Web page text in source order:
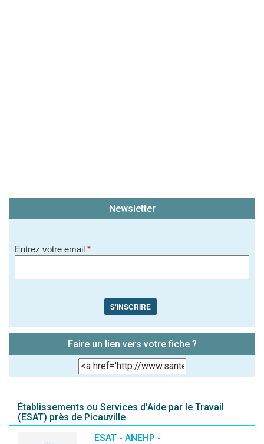
Newsletter
Entrez votre email *
S'INSCRIRE
Faire un lien vers votre fiche ?
Établissements ou Services d'Aide par le Travail
(ESAT) près de Picauville
ESAT - ANEHP -